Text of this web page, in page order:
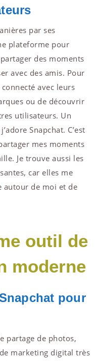
par ses
plateforme pour
des moments
avec des amis. Pour
avec leurs
ou de découvrir
utilisateurs. Un
Snapchat. C’est
mes moments
Je trouve aussi les
car elles me
autour de moi et de
outil de
moderne
pour
partage de photos,
marketing digital très